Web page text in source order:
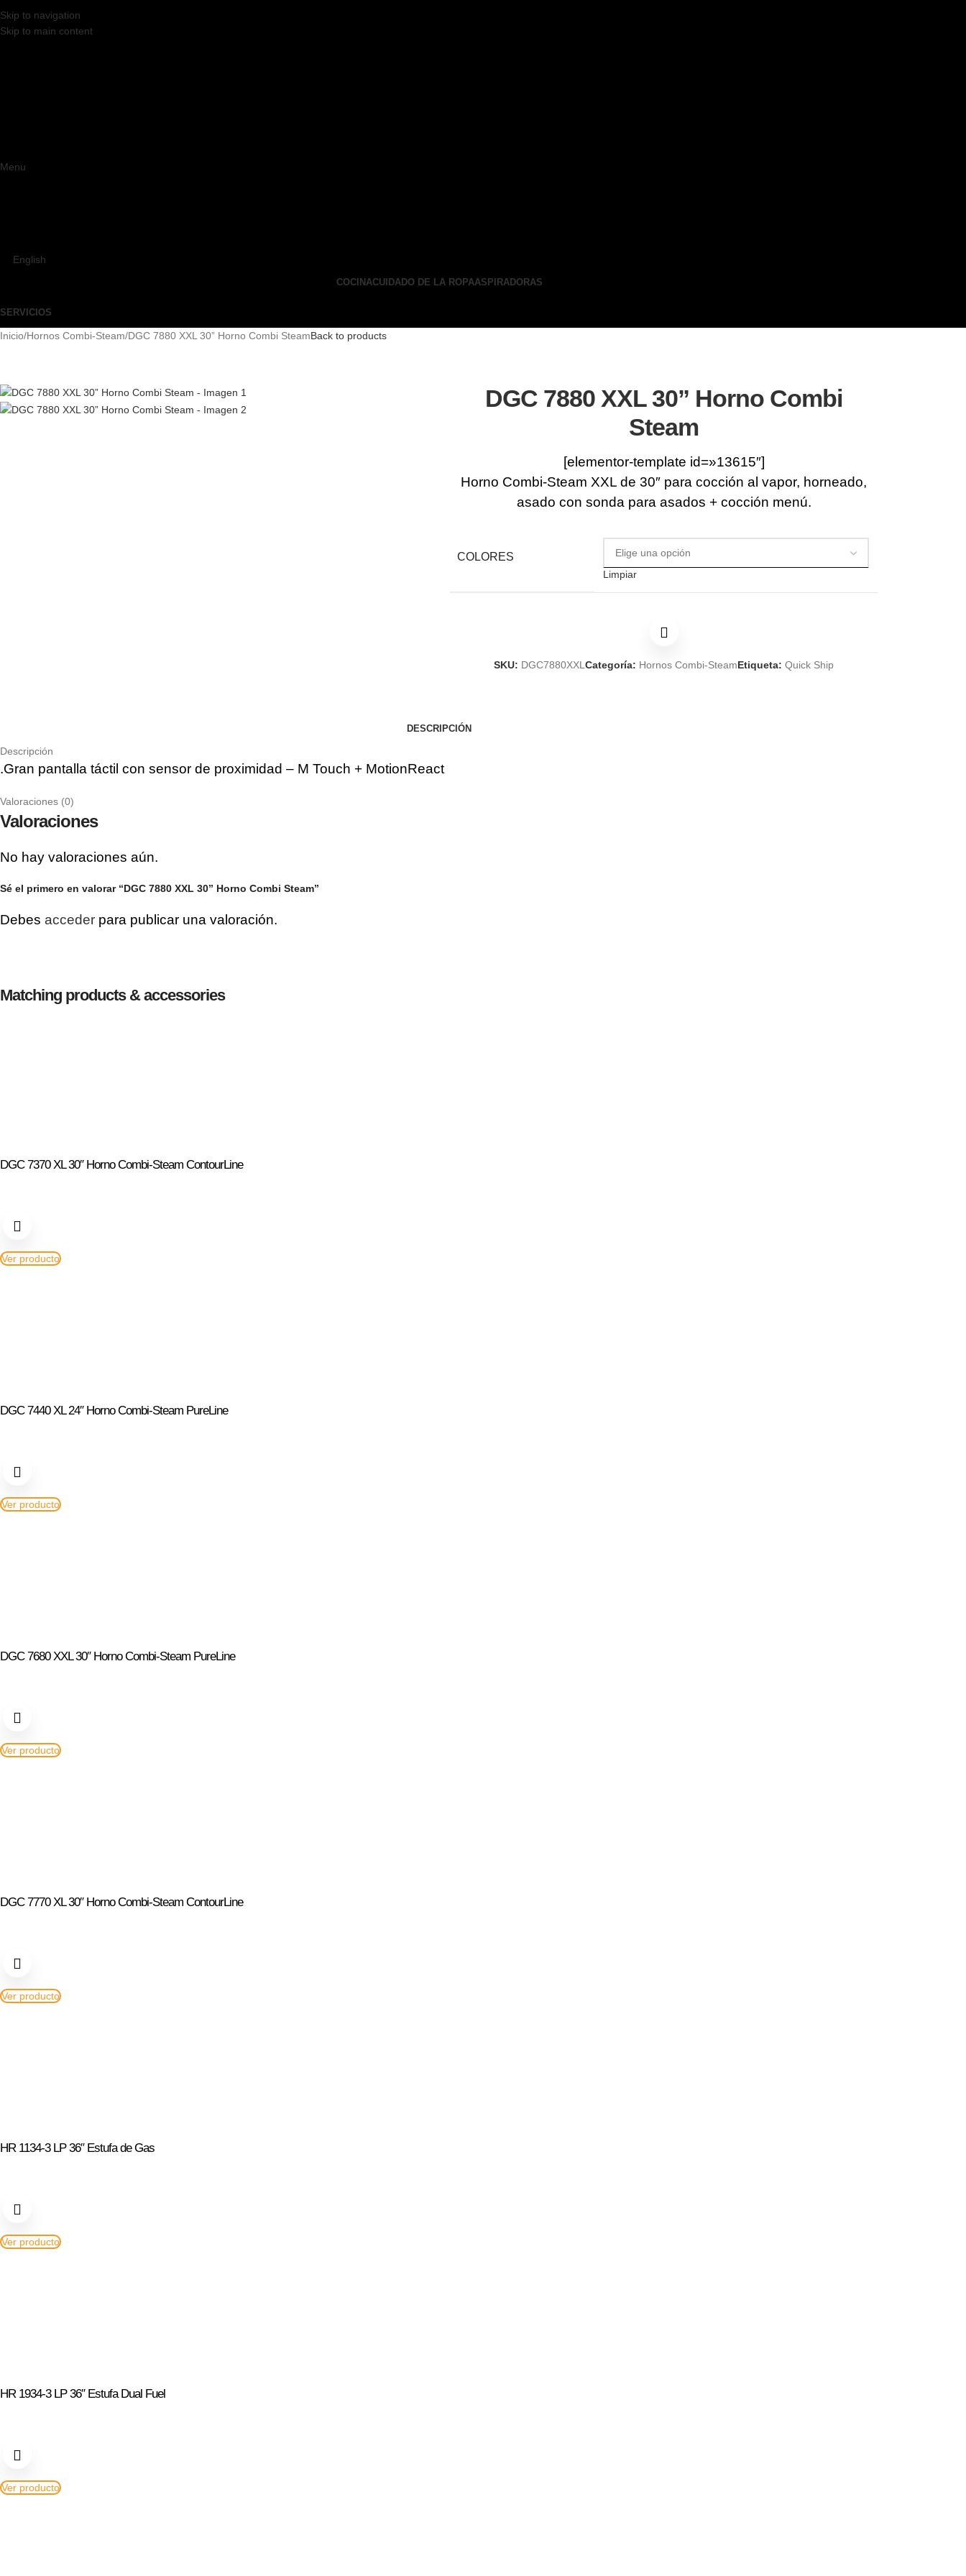
Skip to navigation
Skip to main content
Menu
English
COCINACUIDADO DE LA ROPAASPIRADORAS
SERVICIOS
Inicio Hornos Combi-Steam DGC 7880 XXL 30” Horno Combi SteamBack to products
DGC 7880 XXL 30” Horno Combi
Steam
[elementor-template id=»13615″]
Horno Combi-Steam XXL de 30″ para cocción al vapor, horneado,
asado con sonda para asados + cocción menú.
COLORES
Limpiar
SKU: DGC7880XXLCategoría: Hornos Combi-SteamEtiqueta: Quick Ship
DESCRIPCIÓN
Descripción
.Gran pantalla táctil con sensor de proximidad – M Touch + MotionReact
Valoraciones (0)
Valoraciones
No hay valoraciones aún.
Sé el primero en valorar “DGC 7880 XXL 30” Horno Combi Steam”
Debes acceder para publicar una valoración.
Matching products & accessories
DGC 7370 XL 30″ Horno Combi-Steam ContourLine
Ver producto
DGC 7440 XL 24″ Horno Combi-Steam PureLine
Ver producto
DGC 7680 XXL 30″ Horno Combi-Steam PureLine
Ver producto
DGC 7770 XL 30″ Horno Combi-Steam ContourLine
Ver producto
HR 1134-3 LP 36″ Estufa de Gas
Ver producto
HR 1934-3 LP 36″ Estufa Dual Fuel
Ver producto